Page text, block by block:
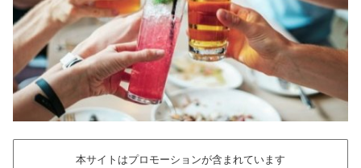
本サイトはプロモーションが含まれています